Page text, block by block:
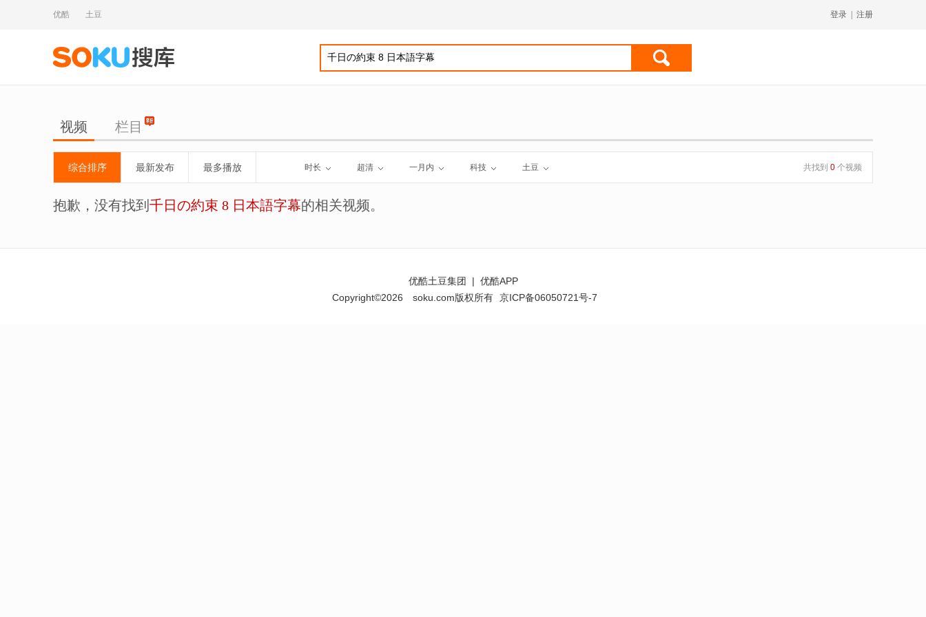
优酷 土豆 登录 注册
视频 栏目
综合排序 最新发布 最多播放 时长 超清 一月内 科技 土豆 共找到 0 个视频
抱歉，没有找到 千日の約束 8 日本語字幕的相关视频。
优酷土豆集团 | 优酷APP
Copyright©2026
soku.com版权所有 京ICP备06050721号-7